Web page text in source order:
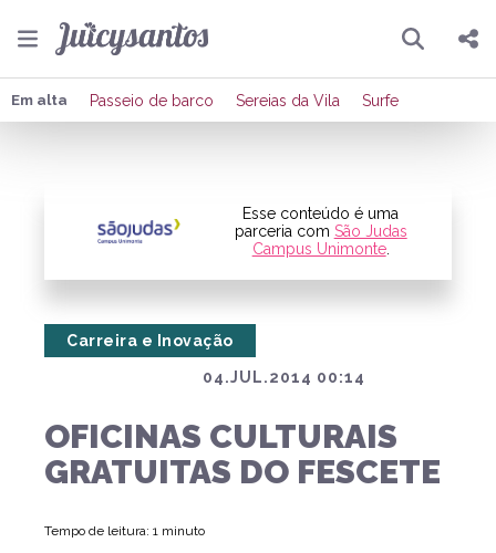
Pesquisar
Compartilhar
Publicar no Facebook
Em alta Passeio de barco Sereias da Vila Surfe
Esse conteúdo é uma
parceria com São Judas
Campus Unimonte.
04.JUL.2014 00:14
Carreira e Inovação
OFICINAS CULTURAIS
GRATUITAS DO FESCETE
Tempo de leitura: 1 minuto